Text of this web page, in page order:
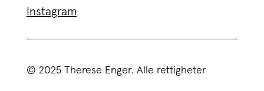
© 2025 Therese Enger. Alle rettigheter
Instagram